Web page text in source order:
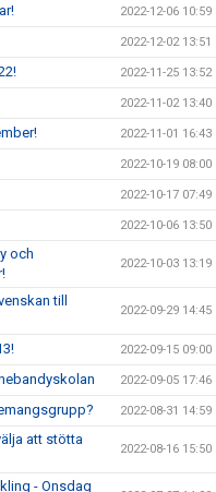
2022-12-06 10:59
2022-12-02 13:51
2022-11-25 13:52
2022-11-02 13:40
2022-11-01 16:43
2022-10-19 08:00
2022-10-17 07:49
2022-10-06 13:50
och
2022-10-03 13:19
till
2022-09-29 14:45
2022-09-15 09:00
2022-09-05 17:46
2022-08-31 14:59
att stötta
2022-08-16 15:50
- Onsdag